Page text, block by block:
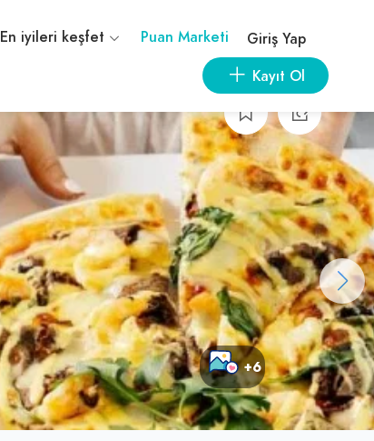
En iyileri keşfet Puan Marketi
Giriş Yap
Kayıt Ol
+6